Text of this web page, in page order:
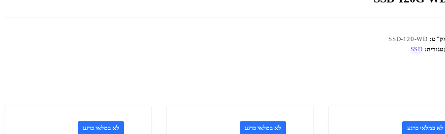
SSD-120-WD
SSD
לא במלאי כרגע לא במלאי כרגע לא במלאי כרגע